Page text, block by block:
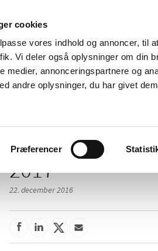
cookies
vores indhold og annoncer, til
Vi deler også oplysninger om din
medier, annonceringspartnere og
andre oplysninger, du har givet
Præferencer
og
Tilskud og
2017
22. december 2016